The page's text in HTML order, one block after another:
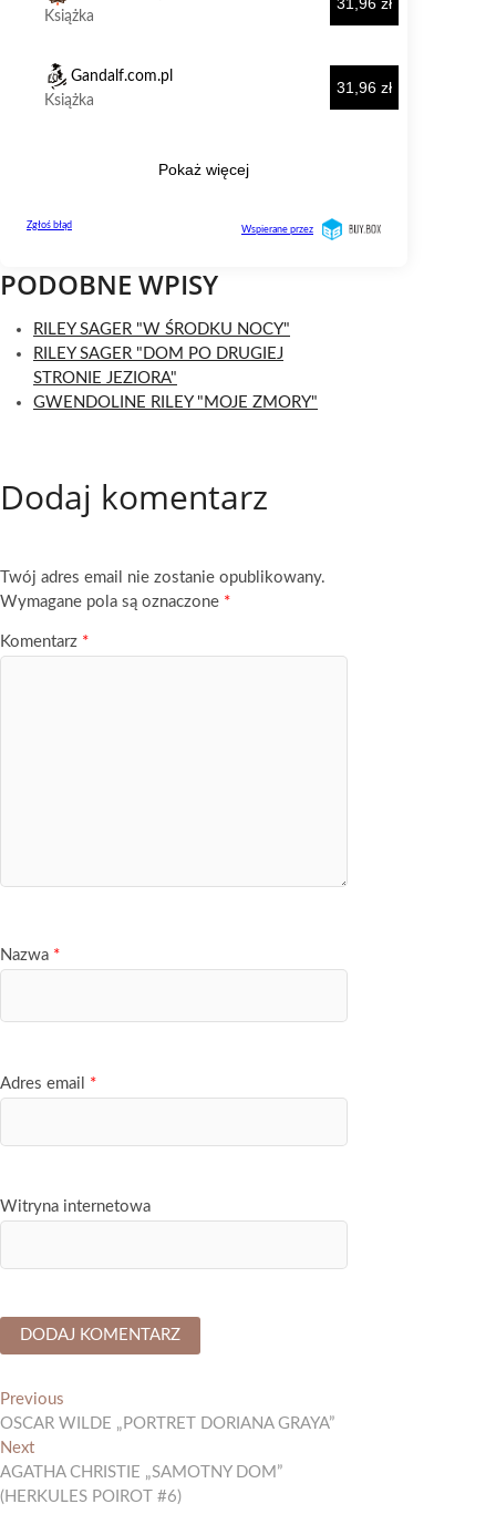
PODOBNE WPISY
RILEY SAGER "W ŚRODKU NOCY"
RILEY SAGER "DOM PO DRUGIEJ
STRONIE JEZIORA"
GWENDOLINE RILEY "MOJE ZMORY"
Dodaj komentarz
Twój adres email nie zostanie opublikowany.
Wymagane pola są oznaczone *
Komentarz *
Nazwa *
Adres email *
Witryna internetowa
Nawigacja
wpisu
Previous
post:
OSCAR WILDE „PORTRET DORIANA GRAYA”
NextNext
post:
AGATHA CHRISTIE „SAMOTNY DOM”
(HERKULES POIROT #6)